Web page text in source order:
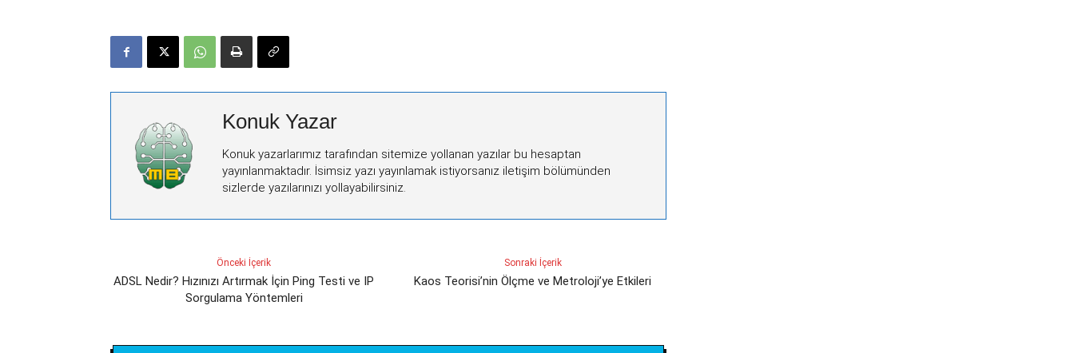
Konuk Yazar
Konuk yazarlarımız tarafından sitemize yollanan yazılar bu hesaptan
yayınlanmaktadır. İsimsiz yazı yayınlamak istiyorsanız iletişim bölümünden
sizlerde yazılarınızı yollayabilirsiniz.
Önceki İçerik
ADSL Nedir? Hızınızı Artırmak İçin Ping Testi ve IP
Sorgulama Yöntemleri
Sonraki İçerik
Kaos Teorisi’nin Ölçme ve Metroloji’ye Etkileri